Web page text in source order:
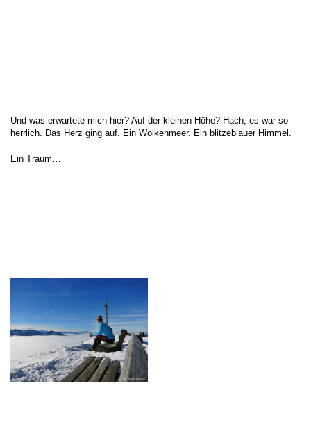
Und was erwartete mich hier? Auf der kleinen Höhe? Hach, es war so
herrlich. Das Herz ging auf. Ein Wolkenmeer. Ein blitzeblauer Himmel.
Ein Traum…